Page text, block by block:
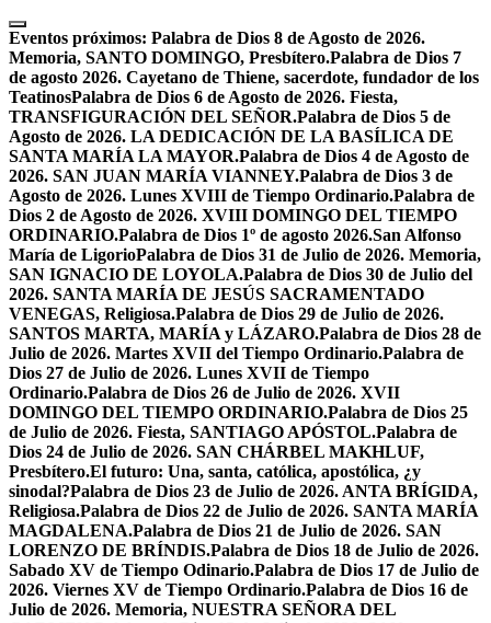
Skip
to
content
Eventos próximos: Palabra de Dios 8 de Agosto de 2026.
Memoria, SANTO DOMINGO, Presbítero.Palabra de Dios 7
de agosto 2026. Cayetano de Thiene, sacerdote, fundador de los
TeatinosPalabra de Dios 6 de Agosto de 2026. Fiesta,
TRANSFIGURACIÓN DEL SEÑOR.Palabra de Dios 5 de
Agosto de 2026. LA DEDICACIÓN DE LA BASÍLICA DE
SANTA MARÍA LA MAYOR.Palabra de Dios 4 de Agosto de
2026. SAN JUAN MARÍA VIANNEY.Palabra de Dios 3 de
Agosto de 2026. Lunes XVIII de Tiempo Ordinario.Palabra de
Dios 2 de Agosto de 2026. XVIII DOMINGO DEL TIEMPO
ORDINARIO.Palabra de Dios 1º de agosto 2026.San Alfonso
María de LigorioPalabra de Dios 31 de Julio de 2026. Memoria,
SAN IGNACIO DE LOYOLA.Palabra de Dios 30 de Julio del
2026. SANTA MARÍA DE JESÚS SACRAMENTADO
VENEGAS, Religiosa.Palabra de Dios 29 de Julio de 2026.
SANTOS MARTA, MARÍA y LÁZARO.Palabra de Dios 28 de
Julio de 2026. Martes XVII del Tiempo Ordinario.Palabra de
Dios 27 de Julio de 2026. Lunes XVII de Tiempo
Ordinario.Palabra de Dios 26 de Julio de 2026. XVII
DOMINGO DEL TIEMPO ORDINARIO.Palabra de Dios 25
de Julio de 2026. Fiesta, SANTIAGO APÓSTOL.Palabra de
Dios 24 de Julio de 2026. SAN CHÁRBEL MAKHLUF,
Presbítero.El futuro: Una, santa, católica, apostólica, ¿y
sinodal?Palabra de Dios 23 de Julio de 2026. ANTA BRÍGIDA,
Religiosa.Palabra de Dios 22 de Julio de 2026. SANTA MARÍA
MAGDALENA.Palabra de Dios 21 de Julio de 2026. SAN
LORENZO DE BRÍNDIS.Palabra de Dios 18 de Julio de 2026.
Sabado XV de Tiempo Odinario.Palabra de Dios 17 de Julio de
2026. Viernes XV de Tiempo Ordinario.Palabra de Dios 16 de
Julio de 2026. Memoria, NUESTRA SEÑORA DEL